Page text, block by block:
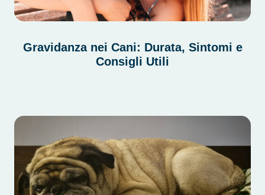
Gravidanza nei Cani: Durata, Sintomi e
Consigli Utili